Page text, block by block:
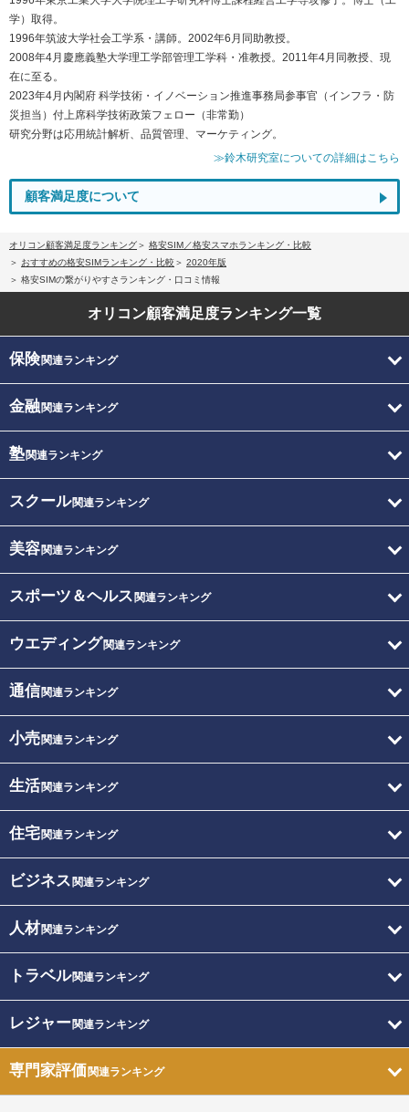
学）取得。
1996年筑波大学社会工学系・講師。2002年6月同助教授。
2008年4月慶應義塾大学理工学部管理工学科・准教授。2011年4月同教授、現
在に至る。
2023年4月内閣府 科学技術・イノベーション推進事務局参事官（インフラ・防
災担当）付上席科学技術政策フェロー（非常勤）
研究分野は応用統計解析、品質管理、マーケティング。
≫鈴木研究室についての詳細はこちら
顧客満足度について
オリコン顧客満足度ランキング
格安SIM／格安スマホランキング・比較
おすすめの格安SIMランキング・比較
2020年版
格安SIMの繋がりやすさランキング・口コミ情報
オリコン顧客満足度ランキング一覧
保険関連ランキング
金融関連ランキング
塾関連ランキング
スクール関連ランキング
美容関連ランキング
スポーツ＆ヘルス 関連ランキング
ウエディング関連ランキング
通信関連ランキング
小売関連ランキング
生活関連ランキング
住宅関連ランキング
ビジネス 関連ランキング
人材関連ランキング
トラベル関連ランキング
レジャー関連ランキング
専門家評価関連ランキング